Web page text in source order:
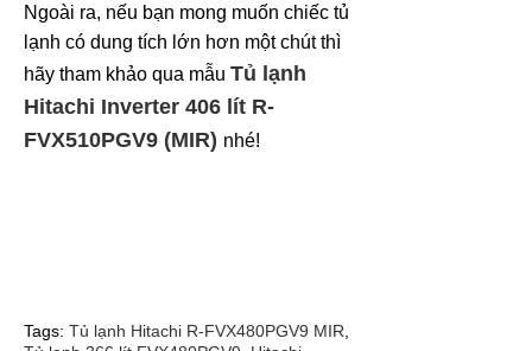
Ngoài ra, nếu bạn mong muốn chiếc tủ
lạnh có dung tích lớn hơn một chút thì
hãy tham khảo qua mẫu Tủ lạnh
Hitachi Inverter 406 lít R-
FVX510PGV9 (MIR) nhé!
Tags: Tủ lạnh Hitachi R-FVX480PGV9 MIR